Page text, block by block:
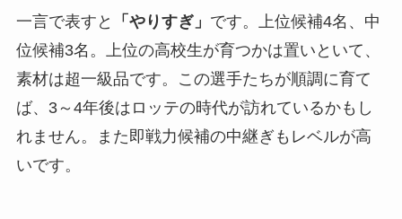
一言で表すと 「やりすぎ」 です。上位候補4名、中
位候補3名。上位の高校生が育つかは置いといて、
素材は超一級品です。この選手たちが順調に育て
ば、3～4年後はロッテの時代が訪れているかもし
れません。また即戦力候補の中継ぎもレベルが高
いです。